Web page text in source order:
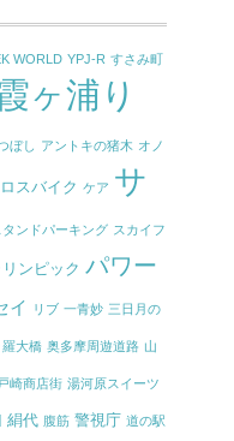
WORLD YPJ-R すさみ町
ヶ浦り
ぼし アントキの猪木 オノ
スバイク ケア サ
ンドパーキング スカイフ
ンピック パワー
イ リブ 一青妙 三日月の
羅大橋 奥多摩周遊道路 山
崎商店街 湯河原スイーツ
絹代 腹筋 警視庁 道の駅